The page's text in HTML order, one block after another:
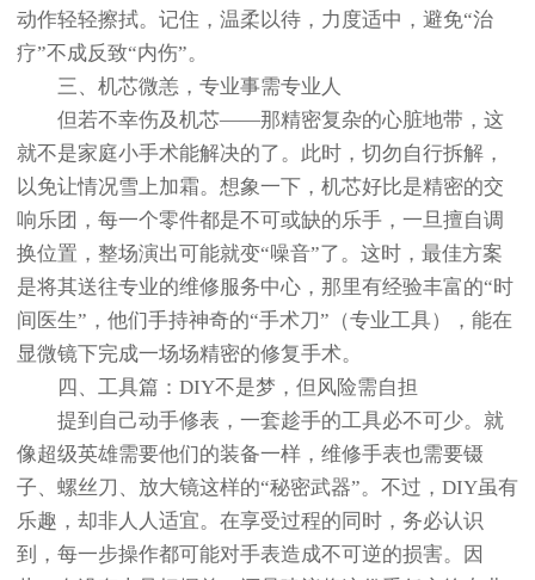
动作轻轻擦拭。记住，温柔以待，力度适中，避免“治
疗”不成反致“内伤”。
三、机芯微恙，专业事需专业人
但若不幸伤及机芯——那精密复杂的心脏地带，这
就不是家庭小手术能解决的了。此时，切勿自行拆解，
以免让情况雪上加霜。想象一下，机芯好比是精密的交
响乐团，每一个零件都是不可或缺的乐手，一旦擅自调
换位置，整场演出可能就变“噪音”了。这时，最佳方案
是将其送往专业的维修服务中心，那里有经验丰富的“时
间医生”，他们手持神奇的“手术刀”（专业工具），能在
显微镜下完成一场场精密的修复手术。
四、工具篇：DIY不是梦，但风险需自担
提到自己动手修表，一套趁手的工具必不可少。就
像超级英雄需要他们的装备一样，维修手表也需要镊
子、螺丝刀、放大镜这样的“秘密武器”。不过，DIY虽有
乐趣，却非人人适宜。在享受过程的同时，务必认识
到，每一步操作都可能对手表造成不可逆的损害。因